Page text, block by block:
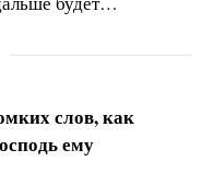
слов, как
ему